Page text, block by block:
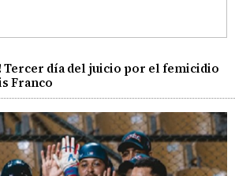
Tercer día del juicio por el femicidio
Franco